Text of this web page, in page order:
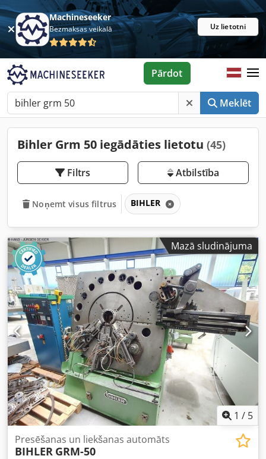
Machineseeker
Bezmaksas veikalā Uz lietotni
Meklēt
Pārdot
Bihler Grm 50 iegādāties lietotu (45)
Filtrs Atbilstība
Noņemt visus filtrus BIHLER
Mazā sludinājuma
1 / 5
Presēšanas un liekšanas automāts
BIHLER GRM-50